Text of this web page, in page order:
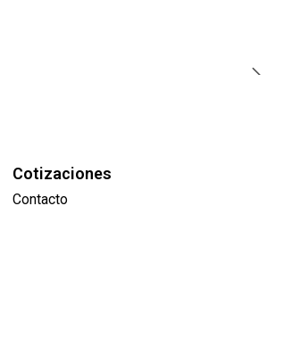
Cotizaciones
Contacto